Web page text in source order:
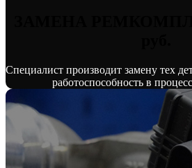
Специалист производит замену тех
работоспособность в